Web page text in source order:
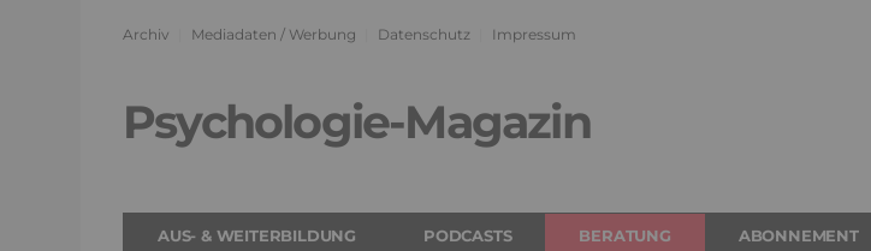
Archiv Mediadaten / Werbung Datenschutz Impressum
Psychologie-Magazin
AUS- & WEITERBILDUNG PODCASTS BERATUNG ABONNEMENT